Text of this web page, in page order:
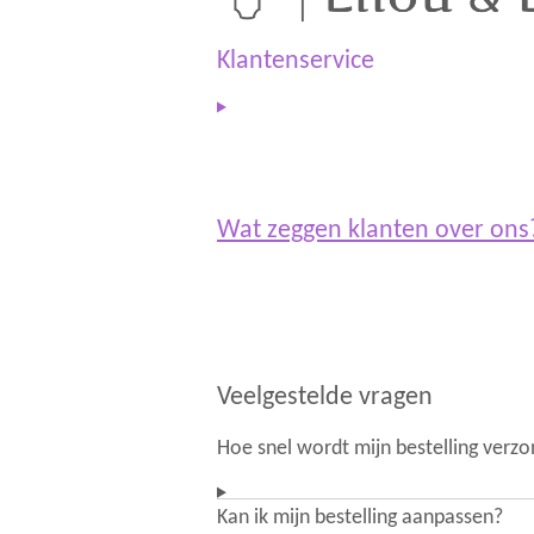
g
a
p
Klantenservice
Wat zeggen klanten over
Veelgestelde vragen
Hoe snel wordt mijn bestelling
Kan ik mijn bestelling aanpassen?